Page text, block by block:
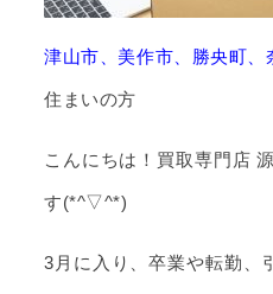
津山市、美作市、勝央町、
住まいの方
こんにちは！買取専門店
す(*^▽^*)
3月に入り、卒業や転勤、